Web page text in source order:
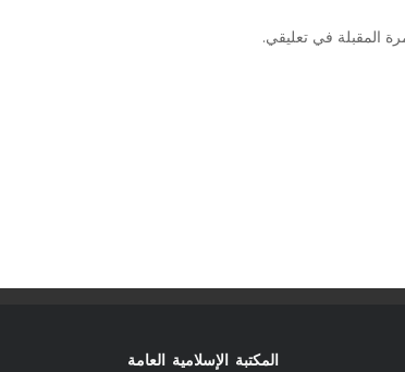
المقبلة في تعليقي.
المكتبة الإسلامية العامة